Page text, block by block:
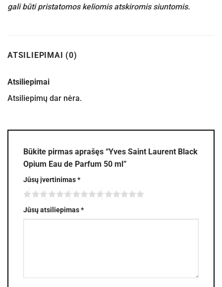
gali būti pristatomos keliomis atskiromis siuntomis.
ATSILIEPIMAI (0)
Atsiliepimai
Atsiliepimų dar nėra.
Būkite pirmas aprašęs “Yves Saint Laurent Black
Opium Eau de Parfum 50 ml”
Jūsų įvertinimas*
Jūsų atsiliepimas*